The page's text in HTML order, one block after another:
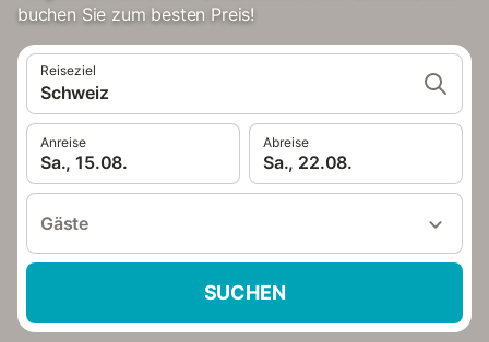
buchen Sie zum besten Preis!
Reiseziel
Schweiz
Anreise
Sa., 15.08.
Abreise
Sa., 22.08.
Gäste
SUCHEN